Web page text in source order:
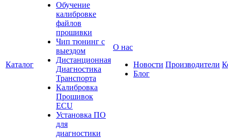
Каталог
Обучение
калибровке
файлов
прошивки
Чип тюнинг с
выездом
Дистанционная
Диагностика
Транспорта
Калибровка
Прошивок
ECU
Установка ПО
для
диагностики
О нас
Новости
Блог
Производители